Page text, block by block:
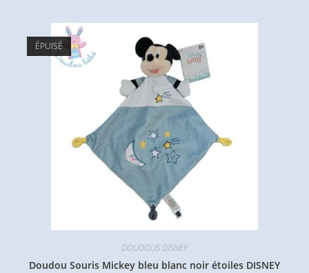
ÉPUISÉ
DOUDOUS DISNEY
Doudou Souris Mickey bleu blanc noir étoiles DISNEY